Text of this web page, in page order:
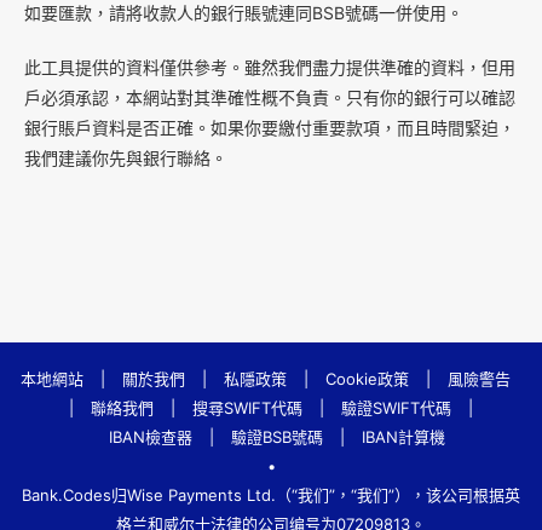
如要匯款，請將收款人的銀行賬號連同BSB號碼一併使用。
此工具提供的資料僅供參考。雖然我們盡力提供準確的資料，但用
戶必須承認，本網站對其準確性概不負責。只有你的銀行可以確認
銀行賬戶資料是否正確。如果你要繳付重要款項，而且時間緊迫，
我們建議你先與銀行聯絡。
本地網站 關於我們 私隱政策 Cookie政策
風險警告
聯絡我們 搜尋SWIFT代碼 驗證SWIFT代碼
IBAN檢查器
驗證BSB號碼
IBAN計算機
•
Bank.Codes归Wise Payments Ltd.（“我们”，“我们”），该公司根据英
格兰和威尔士法律的公司编号为07209813。